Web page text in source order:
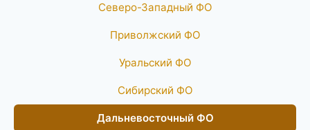
Северо-Западный ФО
Приволжский ФО
Уральский ФО
Сибирский ФО
Дальневосточный ФО